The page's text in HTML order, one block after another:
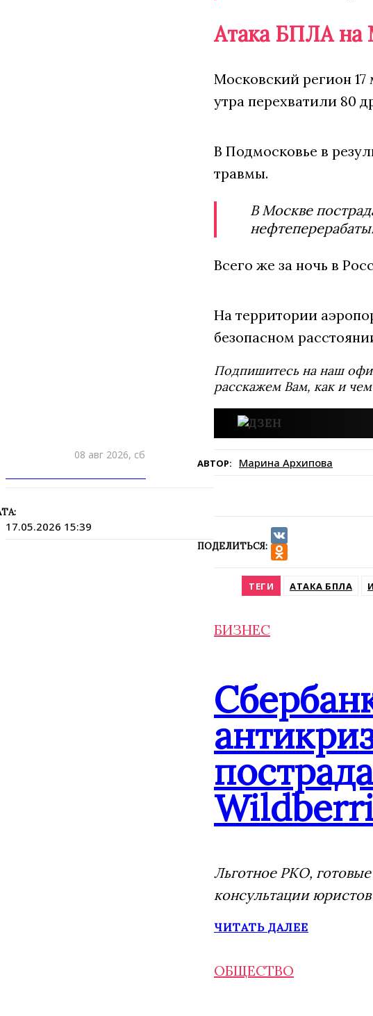
08 авг 2026, сб
17.05.2026 15:39
Атака БПЛА на
Московский регион
утра перехватили 80
В Подмосковье в
травмы.
В Москве
Всего же за ночь в
На территории
безопасном
Подпишитесь на наш
расскажем Вам, как и
АВТОР: Марина Архипова
ПОДЕЛИТЬСЯ:
VK
ТЕГИ АТАКА БПЛА
БИЗНЕС
Льготное РКО,
консультации
ЧИТАТЬ ДАЛЕЕ
ОБЩЕСТВО